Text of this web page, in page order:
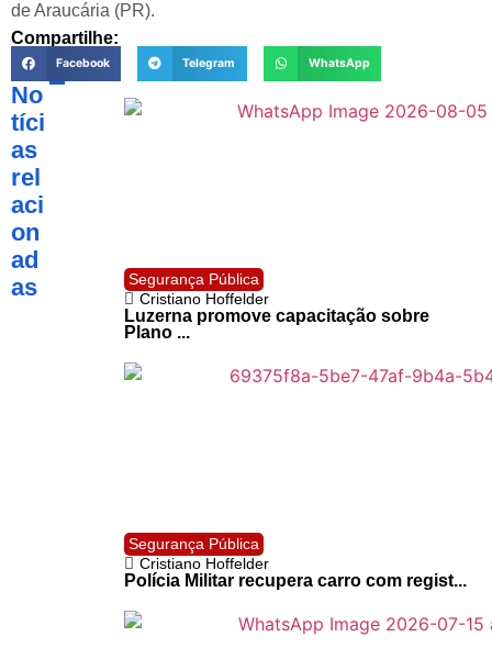
de Araucária (PR).
Compartilhe:
Facebook Telegram WhatsApp
No
tíci
as
rel
aci
on
ad
as
Segurança Pública
Cristiano Hoffelder
Luzerna promove capacitação sobre
Plano ...
Segurança Pública
Cristiano Hoffelder
Polícia Militar recupera carro com regist...